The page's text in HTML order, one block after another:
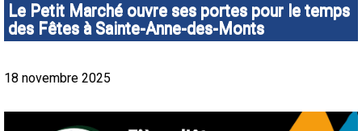
Le Petit Marché ouvre ses portes pour le temps
des Fêtes à Sainte-Anne-des-Monts
18 novembre 2025